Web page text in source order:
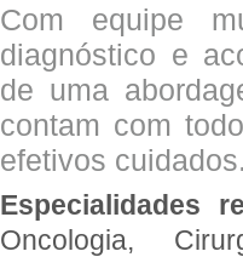
Com equipe
diagnóstico e
de uma
contam com
efetivos cuidados.
Especialidades
Oncologia,